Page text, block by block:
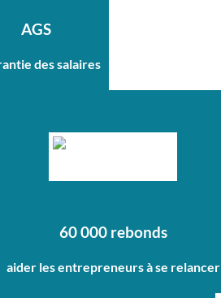
AGS
des salaires
60 000 rebonds
aider les entrepreneurs à se relancer